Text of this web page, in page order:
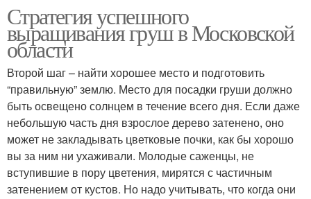
Стратегия успешного
выращивания груш в Московской
области
Второй шаг – найти хорошее место и подготовить
“правильную” землю. Место для посадки груши должно
быть освещено солнцем в течение всего дня. Если даже
небольшую часть дня взрослое дерево затенено, оно
может не закладывать цветковые почки, как бы хорошо
вы за ним ни ухаживали. Молодые саженцы, не
вступившие в пору цветения, мирятся с частичным
затенением от кустов. Но надо учитывать, что когда они